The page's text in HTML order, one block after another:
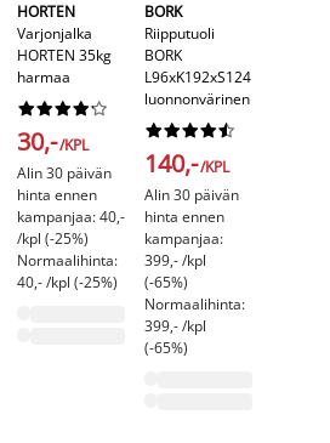
HORTEN
Varjonjalka
HORTEN 35kg
harmaa






30,-/KPL
Alin 30 päivän
hinta ennen
kampanjaa: 40,-
/kpl (-25%)
Normaalihinta:
40,- /kpl (-25%)
BORK
Riipputuoli
BORK
L96xK192xS124
luonnonvärinen






140,-/KPL
Alin 30 päivän
hinta ennen
kampanjaa:
399,- /kpl
(-65%)
Normaalihinta:
399,- /kpl
(-65%)